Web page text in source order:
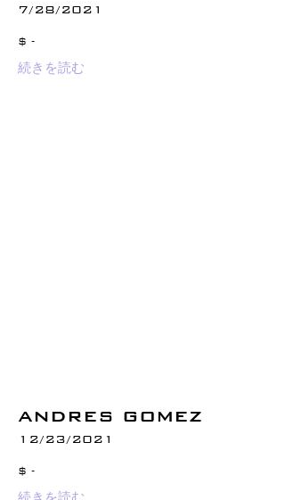
7/28/2021
$ -
続きを読む
ANDRES GOMEZ
12/23/2021
$ -
続きを読む